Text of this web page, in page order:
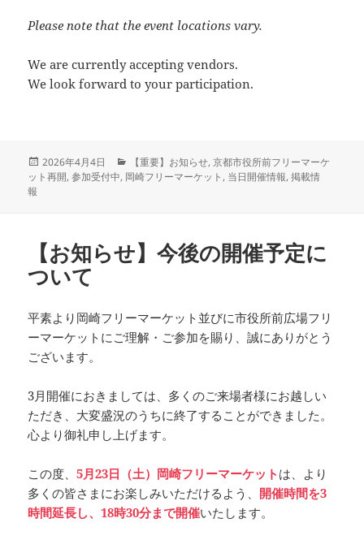
Please note that the event locations vary.
We are currently accepting vendors.
We look forward to your participation.
投
稿
2026年4月4日
カ
テ
【重要】お知らせ,京都市役所前フリーマーケ
ット再開,参加受付中, 岡崎フリーマーケット , 当日開催情報,掲載情
報
【お知らせ】今後の開催予定に
ついて
平素より岡崎フリーマーケット並びに市役所前広場フリ
ーマーケットにご理解・ご参加を賜り、誠にありがとう
ございます。
3月開催におきましては、多くのご来場者様にお越しい
ただき、大変盛況のうちに終了することができました。
心より御礼申し上げます。
この度、5月23日（土）岡崎フリーマーケット は、より
多くの皆さまにお楽しみいただけるよう、 開催時間を3
時間延長し、18時30分まで開催いたします。